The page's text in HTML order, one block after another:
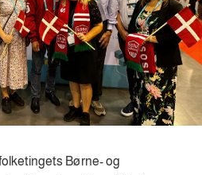
Børne- og